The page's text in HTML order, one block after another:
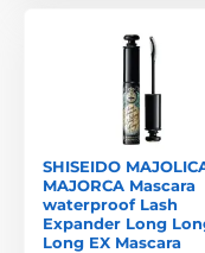
SHISEIDO
MAJORCA Mascara
waterproof Lash
Expander Long
Long EX Mascara